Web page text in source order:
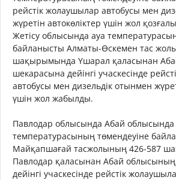
рейстік жолаушылар автобусы мен
жүретін автокөліктер үшін жол
Жетісу облысында ауа
байланысты Алматы-Өскемен тас
шақырымында Үшарал қаласынан
шекарасына дейінгі учаскесінде
автобусы мен дизельдік отынмен
үшін жол жабылды.
Павлодар облысында Абай облысында
температурасының төмендеуіне
Майқапшағай тасжолының 426-587
Павлодар қаласынан Абай
дейінгі учаскесінде рейстік